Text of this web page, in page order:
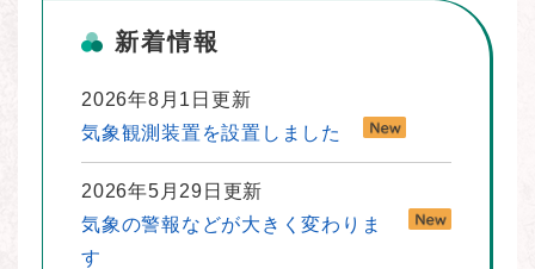
新着情報
2026年8月1日更新
気象観測装置を設置しました
2026年5月29日更新
気象の警報などが大きく変わりま
す